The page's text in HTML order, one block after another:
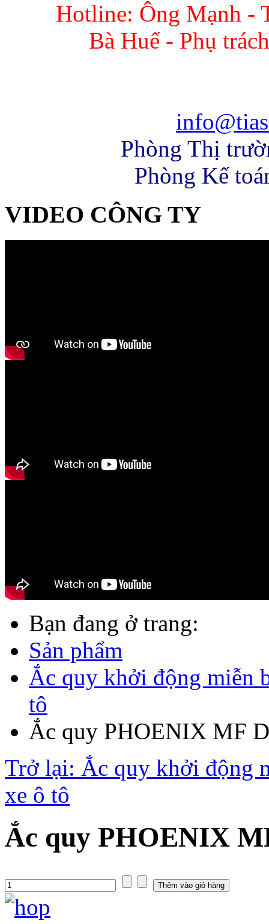
Hotline: Ông Mạnh -
Bà Huế - Phụ
Phòng Thị
Phòng Kế
VIDEO CÔNG TY
Bạn đang ở trang:
Sản phẩm
Ắc quy khởi động miễn
tô
Ắc quy PHOENIX MF
Trở lại: Ắc quy khởi động
xe ô tô
Ắc quy PHOENIX